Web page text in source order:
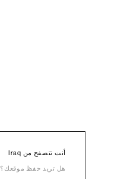
أنت تتصفح من Iraq
هل تريد حفظ موقعك؟